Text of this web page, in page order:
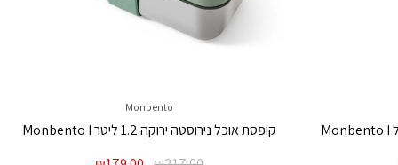
Monbento
קופסת אוכל נירוסטה ירוקה 1.2 ליטר Monbento I